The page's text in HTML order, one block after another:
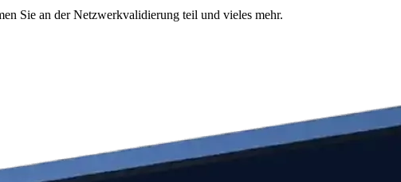
Sie an der Netzwerkvalidierung teil und vieles mehr.